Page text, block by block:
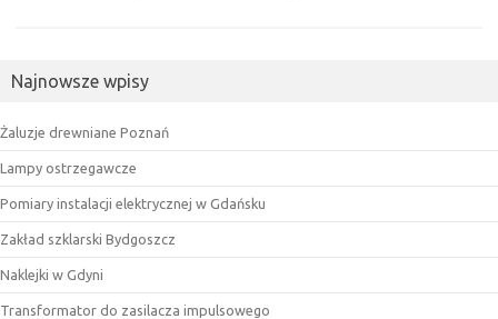
Najnowsze wpisy
Żaluzje drewniane Poznań
Lampy ostrzegawcze
Pomiary instalacji elektrycznej w Gdańsku
Zakład szklarski Bydgoszcz
Naklejki w Gdyni
Transformator do zasilacza impulsowego